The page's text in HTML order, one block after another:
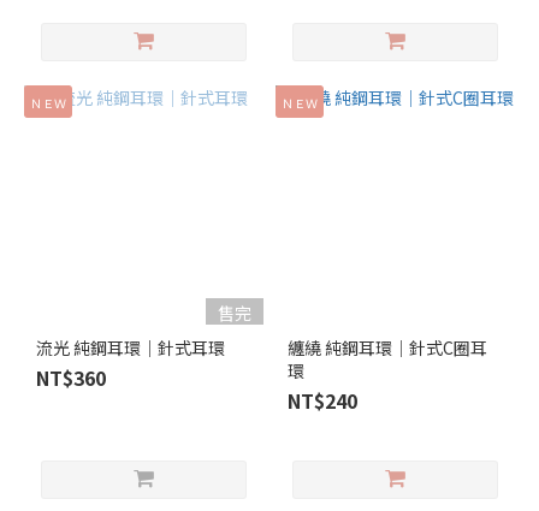
ＮＥＷ
售完
流光 純鋼耳環│針式耳環
NT$360
ＮＥＷ
纏繞 純鋼耳環│針式C圈耳
環
NT$240